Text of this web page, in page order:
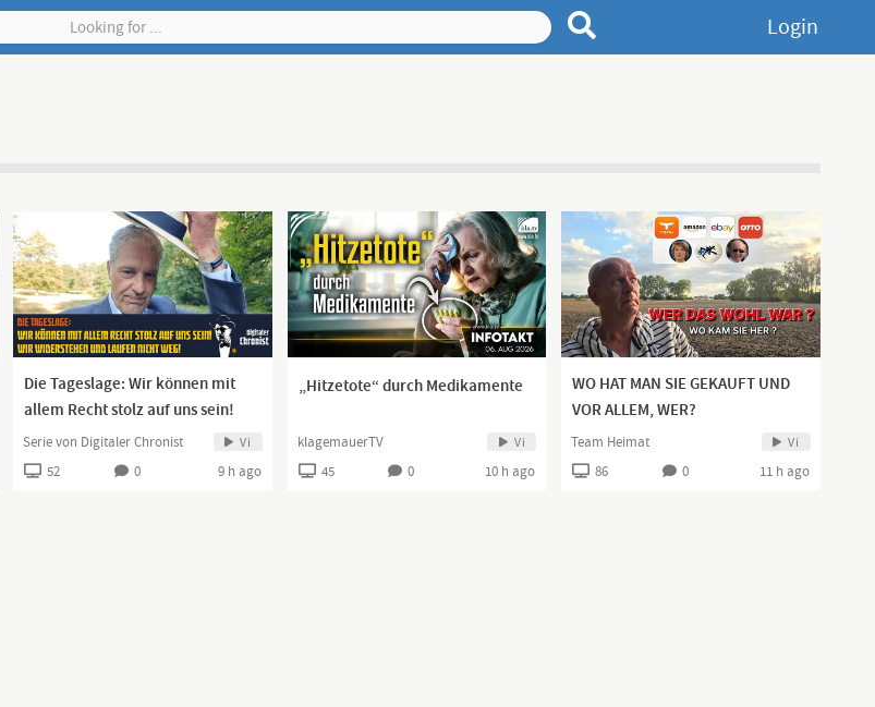
Login
Die Tageslage: Wir können mit
allem Recht stolz auf uns sein!
Wir widerstehen und laufen nicht
weg!
Serie von Digitaler Chronist Vi
52 0 9 h ago
„Hitzetote“ durch Medikamente
klagemauerTV Vi
45 0 10 h ago
WO HAT MAN SIE GEKAUFT UND
VOR ALLEM, WER?
Team Heimat Vi
86 0 11 h ago